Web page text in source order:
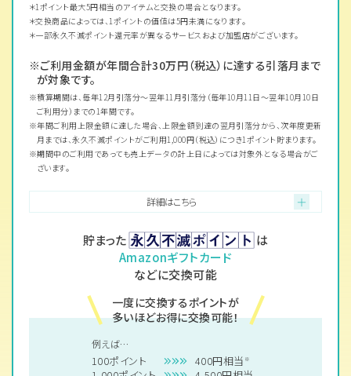
1ポイント最大5円相当のアイテムと交換の場合となります。
交換商品によっては、1ポイントの価値は5円未満になります。
一部永久不滅ポイント還元率が異なるサービスおよび加盟店がございます。
ご利用金額が年間合計30万円（税込）に達する引落月まで
が対象です。
積算期間は、毎年12月引落分～翌年11月引落分（毎年10月11日～翌年10月10日
ご利用分）までの1年間です。
年間ご利用上限金額に達した場合、上限金額到達の翌月引落分から、次年度更新
月までは、永久不滅ポイントがご利用1,000円（税込）につき1ポイント貯まります。
期間中のご利用であっても売上データの計上日によっては対象外となる場合がご
ざいます。
詳細はこちら
貯まった
は
Amazonギフトカード
などに交換可能
一度に交換するポイントが
多いほどお得に交換可能！
例えば…
100ポイント 400円相当 ※